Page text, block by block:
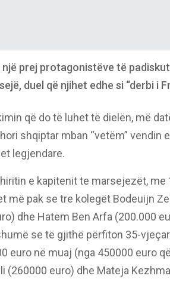
prej protagonistëve të
duel që njihet edhe si “derbi i
që do të luhet të dielën, më
shqiptar mban “vetëm” vendin
legjendare.
e kapitenit te marsejezët,
më pak se tre kolegët Bodeuijn
dhe Hatem Ben Arfa (200.000
se të gjithë përfiton 35-
euro në muaj (nga 450000 euro
(260000 euro) dhe Mateja